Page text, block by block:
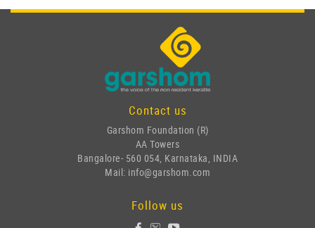
Contact us
Garshom Foundation (R)
AA Towers
Bangalore- 560 054, Karnataka, INDIA
Mail: info@garshom.com
Follow us